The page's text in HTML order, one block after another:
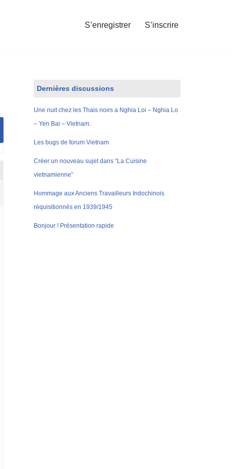
S’enregistrer S’inscrire
Dernières discussions
Une nuit chez les Thais noirs a Nghia Loi – Nghia Lo
– Yen Bai – Vietnam.
Les bugs de forum Vietnam
Créer un nouveau sujet dans “La Cuisine
vietnamienne”
Hommage aux Anciens Travailleurs Indochinois
réquisitionnés en 1939/1945
Bonjour ! Présentation rapide